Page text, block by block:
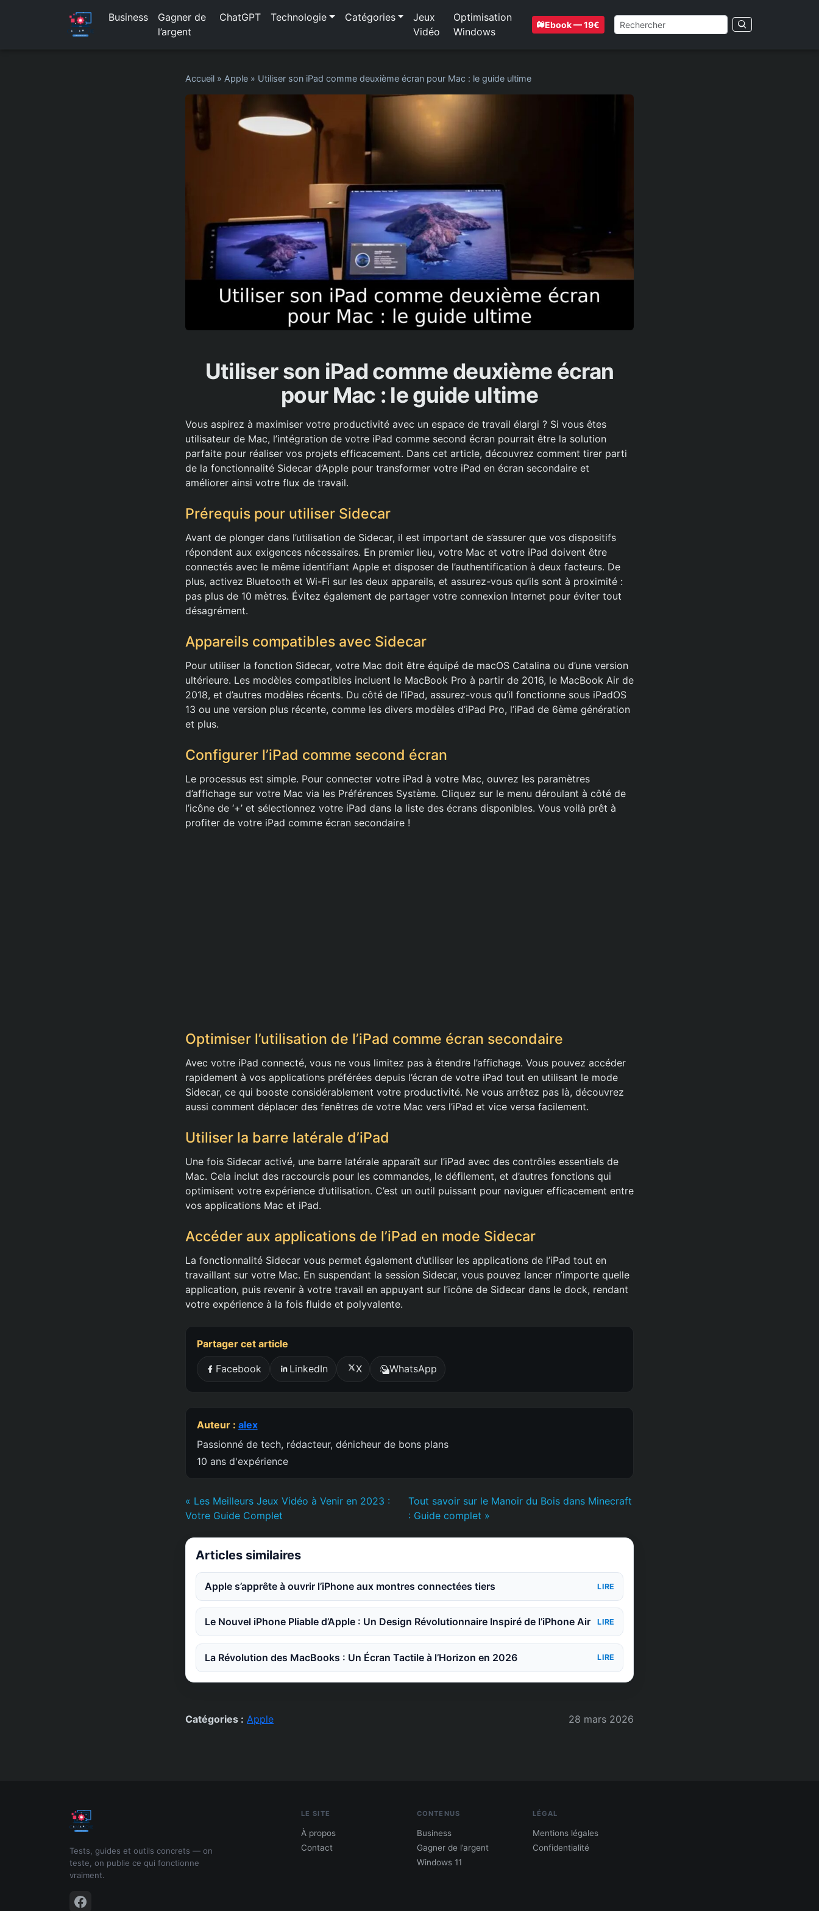
Business
Gagner de
l’argent
ChatGPT Technologie Catégories
Jeux
Vidéo
Optimisation
Windows
Ebook — 19€
Accueil » Apple » Utiliser son iPad comme deuxième écran pour Mac : le guide ultime
Utiliser son iPad comme deuxième écran
pour Mac : le guide ultime
Vous aspirez à maximiser votre productivité avec un espace de travail élargi ? Si vous êtes
utilisateur de Mac, l’intégration de votre iPad comme second écran pourrait être la solution
parfaite pour réaliser vos projets efficacement. Dans cet article, découvrez comment tirer parti
de la fonctionnalité Sidecar d’Apple pour transformer votre iPad en écran secondaire et
améliorer ainsi votre flux de travail.
Prérequis pour utiliser Sidecar
Avant de plonger dans l’utilisation de Sidecar, il est important de s’assurer que vos dispositifs
répondent aux exigences nécessaires. En premier lieu, votre Mac et votre iPad doivent être
connectés avec le même identifiant Apple et disposer de l’authentification à deux facteurs. De
plus, activez Bluetooth et Wi-Fi sur les deux appareils, et assurez-vous qu’ils sont à proximité :
pas plus de 10 mètres. Évitez également de partager votre connexion Internet pour éviter tout
désagrément.
Appareils compatibles avec Sidecar
Pour utiliser la fonction Sidecar, votre Mac doit être équipé de macOS Catalina ou d’une version
ultérieure. Les modèles compatibles incluent le MacBook Pro à partir de 2016, le MacBook Air de
2018, et d’autres modèles récents. Du côté de l’iPad, assurez-vous qu’il fonctionne sous iPadOS
13 ou une version plus récente, comme les divers modèles d’iPad Pro, l’iPad de 6ème génération
et plus.
Configurer l’iPad comme second écran
Le processus est simple. Pour connecter votre iPad à votre Mac, ouvrez les paramètres
d’affichage sur votre Mac via les Préférences Système. Cliquez sur le menu déroulant à côté de
l’icône de ‘+’ et sélectionnez votre iPad dans la liste des écrans disponibles. Vous voilà prêt à
profiter de votre iPad comme écran secondaire !
Optimiser l’utilisation de l’iPad comme écran secondaire
Avec votre iPad connecté, vous ne vous limitez pas à étendre l’affichage. Vous pouvez accéder
rapidement à vos applications préférées depuis l’écran de votre iPad tout en utilisant le mode
Sidecar, ce qui booste considérablement votre productivité. Ne vous arrêtez pas là, découvrez
aussi comment déplacer des fenêtres de votre Mac vers l’iPad et vice versa facilement.
Utiliser la barre latérale d’iPad
Une fois Sidecar activé, une barre latérale apparaît sur l’iPad avec des contrôles essentiels de
Mac. Cela inclut des raccourcis pour les commandes, le défilement, et d’autres fonctions qui
optimisent votre expérience d’utilisation. C’est un outil puissant pour naviguer efficacement entre
vos applications Mac et iPad.
Accéder aux applications de l’iPad en mode Sidecar
La fonctionnalité Sidecar vous permet également d’utiliser les applications de l’iPad tout en
travaillant sur votre Mac. En suspendant la session Sidecar, vous pouvez lancer n’importe quelle
application, puis revenir à votre travail en appuyant sur l’icône de Sidecar dans le dock, rendant
votre expérience à la fois fluide et polyvalente.
Partager cet article
Facebook LinkedIn X WhatsApp
Auteur : alex
Passionné de tech, rédacteur, dénicheur de bons plans
10 ans d'expérience
« Les Meilleurs Jeux Vidéo à Venir en 2023 :
Votre Guide Complet
Tout savoir sur le Manoir du Bois dans Minecraft
: Guide complet »
Articles similaires
Apple s’apprête à ouvrir l’iPhone aux montres connectées tiers LIRE
Le Nouvel iPhone Pliable d’Apple : Un Design Révolutionnaire Inspiré de l’iPhone Air LIRE
La Révolution des MacBooks : Un Écran Tactile à l’Horizon en 2026 LIRE
Catégories : Apple 28 mars 2026
Tests, guides et outils concrets — on
teste, on publie ce qui fonctionne
vraiment.
LE SITE
À propos
Contact
CONTENUS
Business
Gagner de l’argent
Windows 11
LÉGAL
Mentions légales
Confidentialité